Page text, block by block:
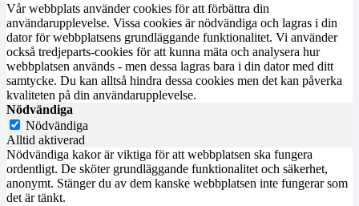
Vår webbplats använder cookies för att förbättra din
användarupplevelse. Vissa cookies är nödvändiga och lagras i din
dator för webbplatsens grundläggande funktionalitet. Vi använder
också tredjeparts-cookies för att kunna mäta och analysera hur
webbplatsen används - men dessa lagras bara i din dator med ditt
samtycke. Du kan alltså hindra dessa cookies men det kan påverka
kvaliteten på din användarupplevelse.
Nödvändiga
Nödvändiga
Alltid aktiverad
Nödvändiga kakor är viktiga för att webbplatsen ska fungera
ordentligt. De sköter grundläggande funktionalitet och säkerhet,
anonymt. Stänger du av dem kanske webbplatsen inte fungerar som
det är tänkt.